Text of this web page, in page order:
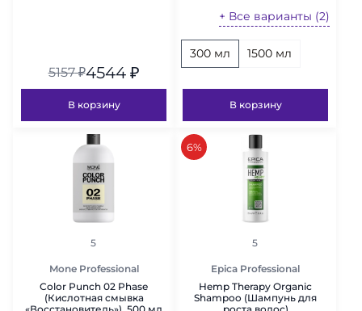
5157₽4544₽
В корзину
+ Все варианты (2)
300 мл 1500 мл
В корзину
рейтинг
5
Mone Professional
Color Punch 02 Phasе
(Кислотная смывка
скидка
6%
рейтинг
5
Epica Professional
Hemp Therapy Organic
Shampoo (Шампунь для